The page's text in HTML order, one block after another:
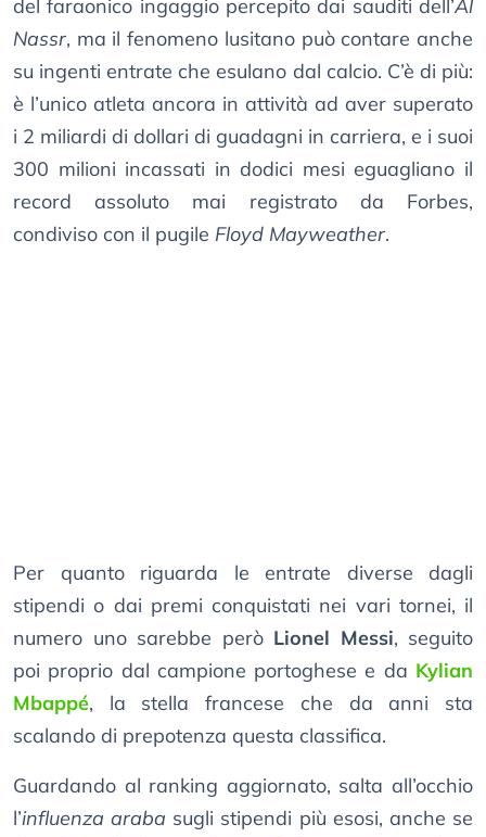
del faraonico ingaggio percepito dai sauditi dell’Al
Nassr, ma il fenomeno lusitano può contare anche
su ingenti entrate che esulano dal calcio. C’è di più:
è l’unico atleta ancora in attività ad aver superato
i 2 miliardi di dollari di guadagni in carriera, e i suoi
300 milioni incassati in dodici mesi eguagliano il
record assoluto mai registrato da Forbes,
condiviso con il pugile Floyd Mayweather.
Per quanto riguarda le entrate diverse dagli
stipendi o dai premi conquistati nei vari tornei, il
numero uno sarebbe però Lionel Messi, seguito
poi proprio dal campione portoghese e da Kylian
Mbappé, la stella francese che da anni sta
scalando di prepotenza questa classifica.
Guardando al ranking aggiornato, salta all’occhio
l’influenza araba sugli stipendi più esosi, anche se